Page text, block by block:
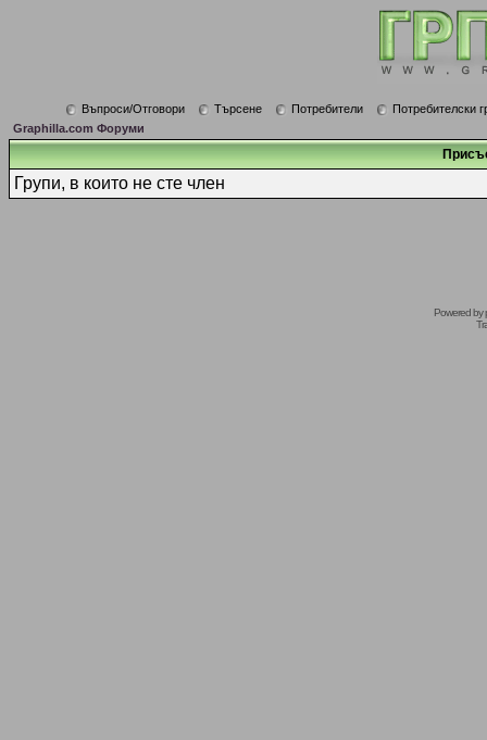
Въпроси/Отговори Търсене Потребители
Потребителски
Graphilla.com Форуми
Групи, в които не сте член
Powered by